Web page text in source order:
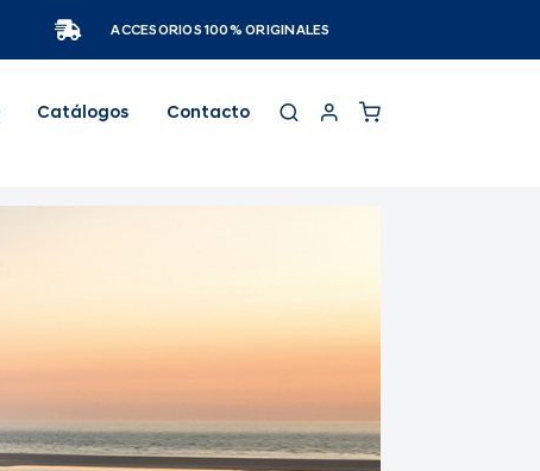
ACCESORIOS 100% ORIGINALES
Catálogos Contacto